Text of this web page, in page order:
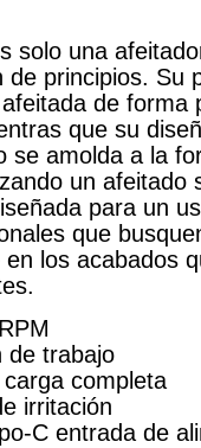
solo una
de principios. Su
de forma
que su
se amolda a la
un afeitado
para un
que
los acabados
de trabajo
completa
irritación
C entrada de